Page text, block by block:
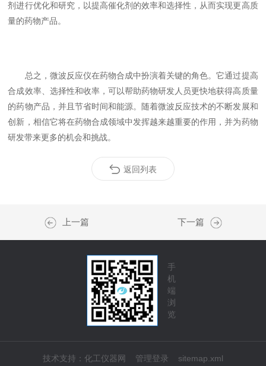
剂进行优化和研究，以提高催化剂的效率和选择性，从而实现更高质
量的药物产品。
总之，微波反应仪在药物合成中扮演着关键的角色。它通过提高
合成效率、选择性和收率，可以帮助药物研发人员更快地获得高质量
的药物产品，并且节省时间和能源。随着微波反应技术的不断发展和
创新，相信它将在药物合成领域中发挥越来越重要的作用，并为药物
研发带来更多的机会和挑战。
返回列表
上一篇 下一篇
手
机
端
浏
览
技术支持： 化工仪器网 管理登录 sitemap.xml